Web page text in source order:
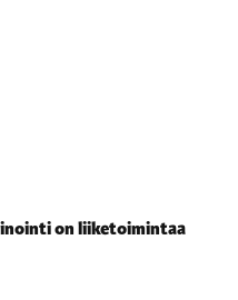
on liiketoimintaa